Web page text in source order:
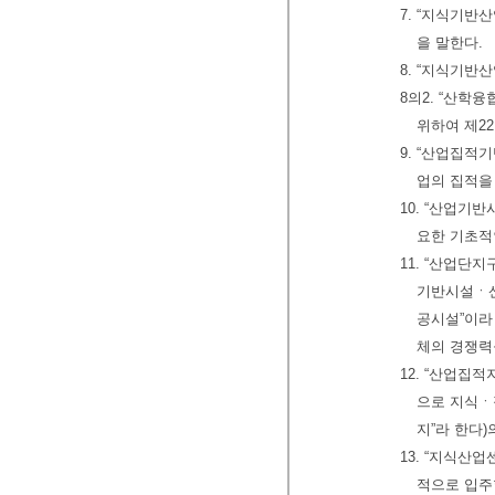
7. “지식기반
을 말한다.
8. “지식기반
8의2. “산학융
위하여 제
9. “산업집적
업의 집적
10. “산업기반
요한 기초
11. “산업단지
기반시설ㆍ
공시설”이
체의 경쟁
12. “산업집적
으로 지식
지”라 한다
13. “지식산업
적으로 입